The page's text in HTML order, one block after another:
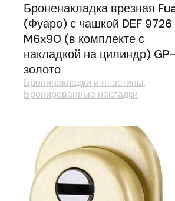
Броненакладка врезная
(Фуаро) с чашкой DEF 9726
M6x90 (в комплекте с
накладкой на цилиндр) GP-
золото
Бронинакладки и пластины
Бронированные накладки